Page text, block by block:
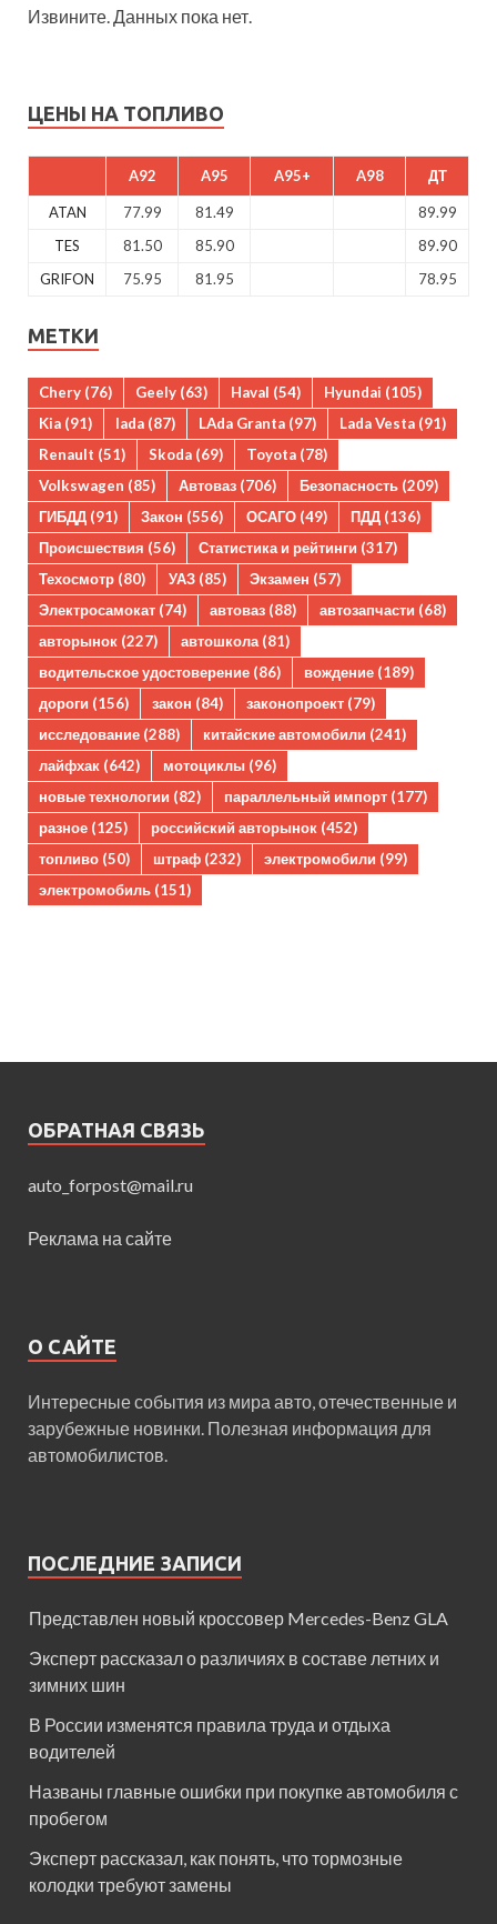
Извините. Данных пока нет.
ЦЕНЫ НА ТОПЛИВО
A92 A95 A95+ A98 ДТ
ATAN 77.99 81.49
89.99
TES
81.50 85.90
89.90
GRIFON
75.95 81.95 78.95
МЕТКИ
Chery (76) Geely (63) Haval (54) Hyundai (105)
Kia (91) lada (87) LAda Granta (97) Lada Vesta (91)
Renault (51) Skoda (69) Toyota (78)
Volkswagen (85) Автоваз (706) Безопасность (209)
ГИБДД (91) Закон (556) ОСАГО (49) ПДД (136)
Происшествия (56) Статистика и рейтинги (317)
Техосмотр (80) УАЗ (85) Экзамен (57)
Электросамокат (74) автоваз (88) автозапчасти (68)
авторынок (227) автошкола(81)
водительское удостоверение (86) вождение (189)
дороги (156) закон (84) законопроект (79)
исследование (288) китайские автомобили (241)
лайфхак (642) мотоциклы (96)
новые технологии (82) параллельный импорт (177)
разное (125) российский авторынок (452)
топливо (50) штраф (232) электромобили (99)
электромобиль (151)
ОБРАТНАЯ СВЯЗЬ
auto_forpost@mail.ru
Реклама на сайте
О САЙТЕ
Интересные события из мира авто, отечественные и
зарубежные новинки. Полезная информация для
автомобилистов.
ПОСЛЕДНИЕ ЗАПИСИ
Представлен новый кроссовер Mercedes-Benz GLA
Эксперт рассказал о различиях в составе летних и
зимних шин
В России изменятся правила труда и отдыха
водителей
Названы главные ошибки при покупке автомобиля с
пробегом
Эксперт рассказал, как понять, что тормозные
колодки требуют замены